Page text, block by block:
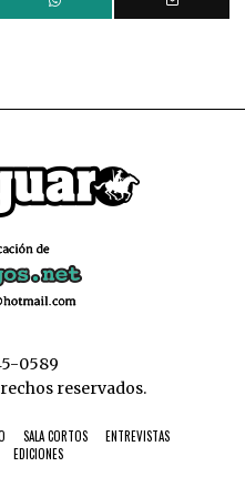
0589
reservados.
SALA CORTOS
ENTREVISTAS
EDICIONES